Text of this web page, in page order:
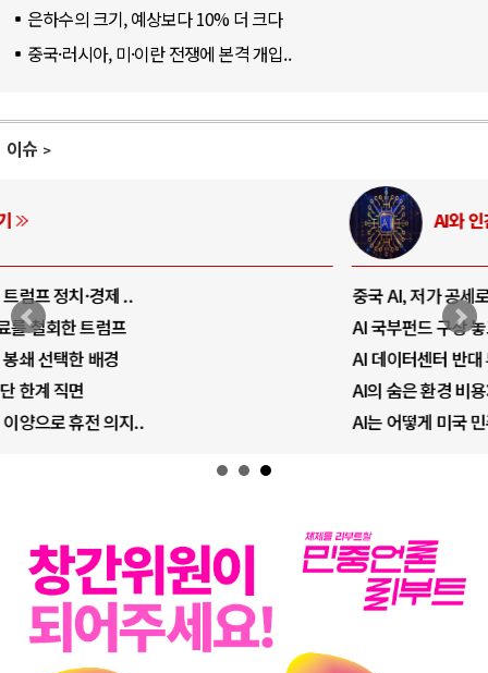
은하수의 크기, 예상보다 10% 더 크다
중국·러시아, 미·이란 전쟁에 본격 개입..
이슈
중국 AI, 저가 공세로 글로벌 토큰 시..
AI 국부펀드 구상 놓고 미국 진보진영 ..
AI 데이터센터 반대 투쟁은 새로운 글로..
AI의 숨은 환경 비용: 데이터센터 확산..
AI는 어떻게 미국 민주주의를 잠식하고 ..